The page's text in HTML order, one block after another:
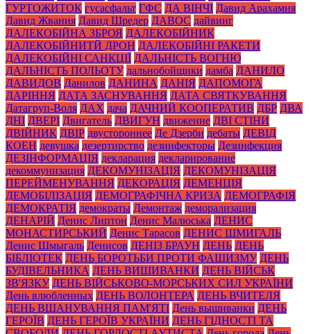
ГУРТОЖИТОК гусасфальт ГФС ДА ВІНЧІ Давид Арахамия
Давид Жвания Давид Шредер ДАВОС дайвинг
ДАЛЕКОБІЙНА ЗБРОЯ ДАЛЕКОБІЙНИК
ДАЛЕКОБІЙНИТЙ ДРОН ДАЛЕКОБІЙНІ РАКЕТИ
ДАЛЕКОБІЙНІ САНКЦІЇ ДАЛЬНІСТЬ ВОГНЮ
ДАЛЬНІСТЬ ПОЛЬОТУ дальнобойщики дамба ДАНИЛО
ДАВИДОВ Данилов ДАНИНА ДАНІЯ ДАПОМОГА
ДАРІННЯ ДАТА ЗАСНУВАННЯ ДАТА СВЯТКУВАННЯ
Датагруп-Воля ДАХ дача ДАЧНИЙ КООПЕРАТИВ ДБР ДВА
ДНІ ДВЕРІ Двигатель ДВИГУН движение ДВІ СТІНИ
ДВІЙНИК ДВІР двустороннее Де Дзерби дебаты ДЕВІД
КОЕН девушка дезертирство дезинфекторы Дезинфекция
ДЕЗІНФОРМАЦІЯ декларация декларирование
декоммунизация ДЕКОМУНІЗАЦІЯ ДЕКОМУНІЗАЦІЯ
ПЕРЕЙМЕНУВАННЯ ДЕКОРАЦІЯ ДЕМЕНЦІЯ
ДЕМОБІЛІЗАЦІЯ ДЕМОГРАФІЧНА КРИЗА ДЕМОГРАФІЯ
ДЕМОКРАТІЯ демократы Демонтаж деморализация
ДЕНАРІЙ Денис Липтон Денис Малюська ДЕНИС
МОНАСТИРСЬКИЙ Денис Тарасов ДЕНИС ШМИГАЛЬ
Денис Шмыгаль Денисов ДЕНІЗ БРАУН ДЕНЬ ДЕНЬ
БІБЛІОТЕК ДЕНЬ БОРОТЬБИ ПРОТИ ФАШИЗМУ ДЕНЬ
БУДІВЕЛЬНИКА ДЕНЬ ВИШИВАНКИ ДЕНЬ ВІЙСЬК
ЗВ'ЯЗКУ ДЕНЬ ВІЙСЬКОВО-МОРСЬКИХ СИЛ УКРАЇНИ
День влюбленных ДЕНЬ ВОЛОНТЕРА ДЕНЬ ВЧИТЕЛЯ
ДЕНЬ ВШАНУВАННЯ ПАМ'ЯТІ День вышиванки ДЕНЬ
ГЕРОЇВ ДЕНЬ ГЕРОЇВ УКРАЇНИ ДЕНЬ ГІДНОСТІ ТА